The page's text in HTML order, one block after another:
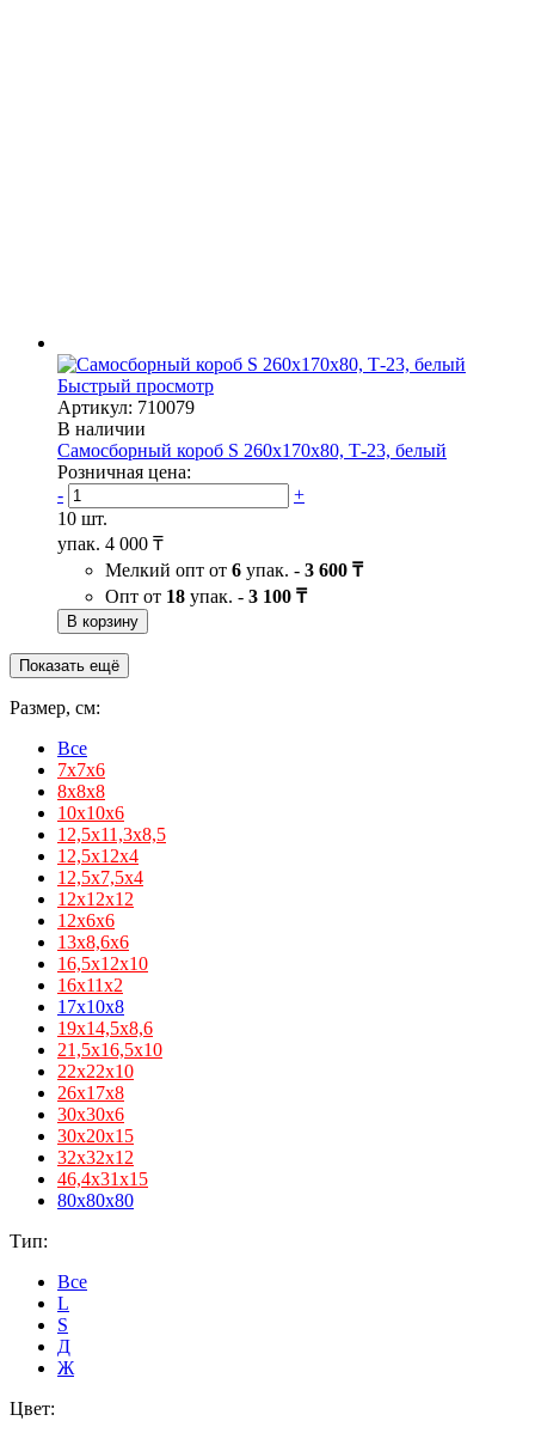
Быстрый просмотр
Артикул: 710079
В наличии
Самосборный короб S 260х170х80, Т-23, белый
Розничная цена:
-
+
10 шт.
упак. 4 000 ₸
Мелкий опт от 6 упак. - 3 600 ₸
Опт от 18 упак. - 3 100 ₸
В корзину
Показать ещё
Размер, см:
Все
7х7х6
8х8х8
10х10х6
12,5x11,3x8,5
12,5x12x4
12,5x7,5x4
12х12х12
12х6х6
13x8,6x6
16,5x12x10
16x11x2
17х10х8
19х14,5х8,6
21,5x16,5x10
22x22x10
26х17х8
30x30x6
30х20х15
32х32х12
46,4х31х15
80х80х80
Тип:
Все
L
S
Д
Ж
Цвет: